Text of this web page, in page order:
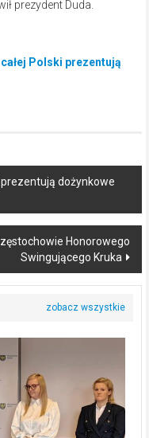
prezydent Duda.
Polski prezentują
prezentują dożynkowe
Honorowego
Swingującego Kruka